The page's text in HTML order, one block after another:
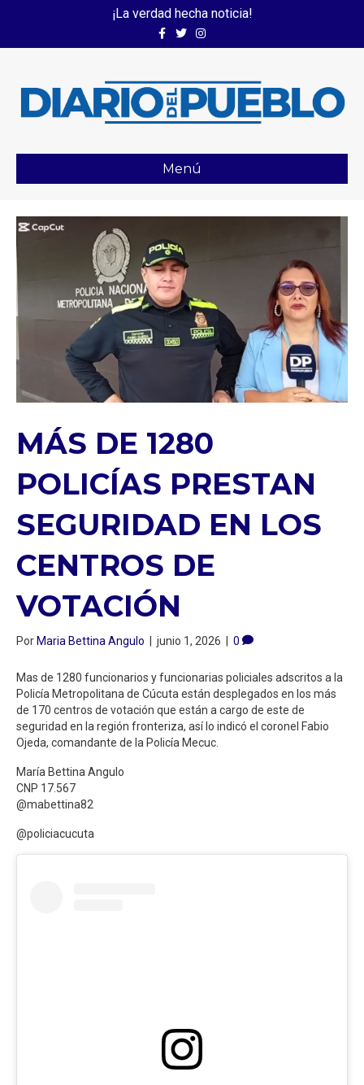
¡La verdad hecha noticia!
FacebookTwitterInstagram
Menú
MÁS DE 1280
POLICÍAS PRESTAN
SEGURIDAD EN LOS
CENTROS DE
VOTACIÓN
Por Maria Bettina Angulo junio 1, 2026 0
Mas de 1280 funcionarios y funcionarias policiales adscritos a la
Policía Metropolitana de Cúcuta están desplegados en los más
de 170 centros de votación que están a cargo de este de
seguridad en la región fronteriza, así lo indicó el coronel Fabio
Ojeda, comandante de la Policía Mecuc.
María Bettina Angulo
CNP 17.567
@mabettina82
@policiacucuta